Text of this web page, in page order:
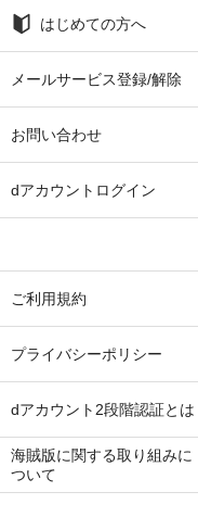
はじめての方へ
メールサービス登録/解除
お問い合わせ
dアカウントログイン
ご利用規約
プライバシーポリシー
dアカウント2段階認証とは
海賊版に関する取り組みに
ついて